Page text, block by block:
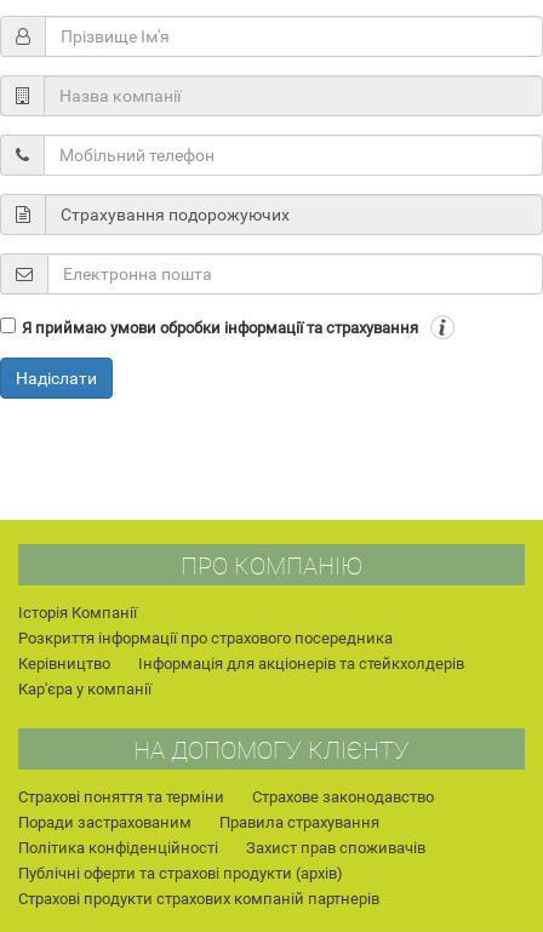
Я приймаю умови обробки інформації та страхування
Надіслати
ПРО КОМПАНІЮ
Історія Компанії
Розкриття інформації про страхового посередника
Керівництво
Інформація для акціонерів та стейкхолдерів
Кар'єра у компанії
НА ДОПОМОГУ КЛІЄНТУ
Страхові поняття та терміни
Страхове законодавство
Поради застрахованим
Правила страхування
Політика конфіденційності
Захист прав споживачів
Публічні оферти та страхові продукти (архів)
Страхові продукти страхових компаній партнерів